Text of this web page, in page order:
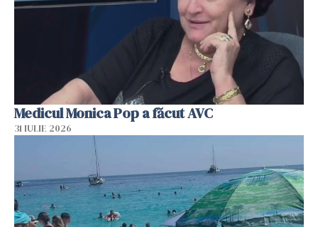
Medicul Monica Pop a făcut AVC
31 IULIE 2026